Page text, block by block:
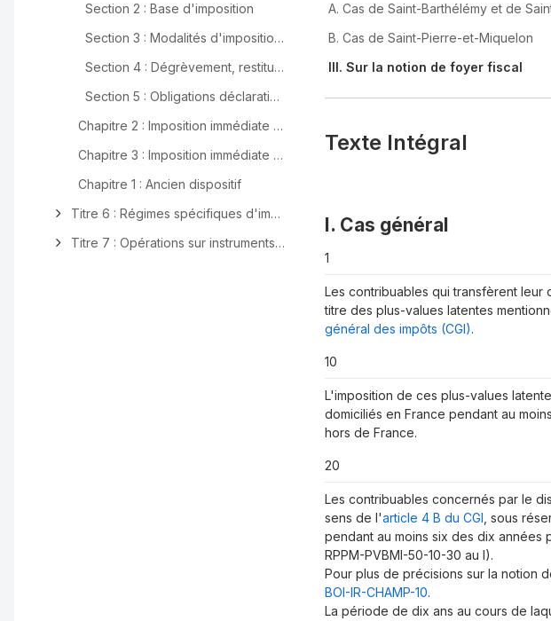
Section 2 : Base d'imposition
Section 3 : Modalités d'imposition et d'application du sursis de paiement
Section 4 : Dégrèvement, restitution et modulation de l'impôt
Section 5 : Obligations déclaratives et de paiement
Chapitre 2 : Imposition immédiate des créances trouvant leur origine dans une clause de complément de prix lors du transfert du domicile fiscal hors de France intervenu depuis le 3 mars 2011
Chapitre 3 : Imposition immédiate de certaines plus-values en report lors du transfert du domicile fiscal hors de France intervenu depuis le 3 mars 2011
Chapitre 1 : Ancien dispositif
Titre 6 : Régimes spécifiques d'imposition des sommes ou valeurs auxquelles donnent droit les parts ou actions de "carried interest"
Titre 7 : Opérations sur instruments financiers à terme réalisées à titre occasionnel
A. Cas de Saint-Barthélémy et de
B. Cas de Saint-Pierre-et-Miquelon
III. Sur la notion de foyer fiscal
Texte Intégral
I. Cas général
1
Les contribuables qui transfèrent leur
titre des plus-values latentes
général des impôts (CGI).
10
L'imposition de ces plus-values
domiciliés en France pendant au
hors de France.
20
Les contribuables concernés par le
sens de l'article 4 B du CGI , sous
pendant au moins six des dix
RPPM-PVBMI-50-10-30 au I).
Pour plus de précisions sur la notion
BOI-IR-CHAMP-10.
La période de dix ans au cours de